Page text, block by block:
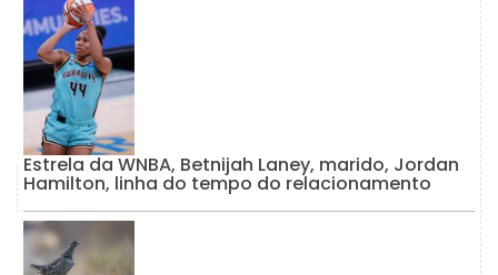
Estrela da WNBA, Betnijah Laney, marido, Jordan
Hamilton, linha do tempo do relacionamento